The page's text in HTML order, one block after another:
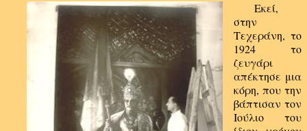
Εκεί,
στην
Τεχεράνη, το
1924 το
ζευγάρι
απέκτησε μια
κόρη, που την
βάπτισαν τον
Ιούλιο του